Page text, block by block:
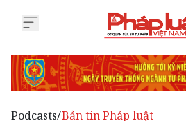
Podcasts/Bản tin Pháp luật